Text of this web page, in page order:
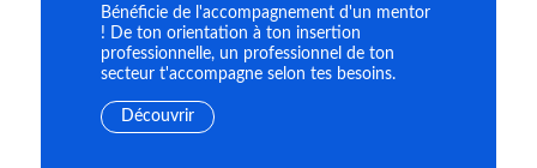
Bénéficie de l'accompagnement d'un mentor
! De ton orientation à ton insertion
professionnelle, un professionnel de ton
secteur t'accompagne selon tes besoins.
Découvrir